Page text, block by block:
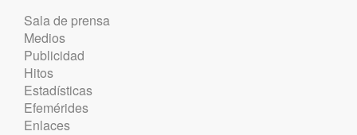
Sala de prensa
Medios
Publicidad
Hitos
Estadísticas
Efemérides
Enlaces